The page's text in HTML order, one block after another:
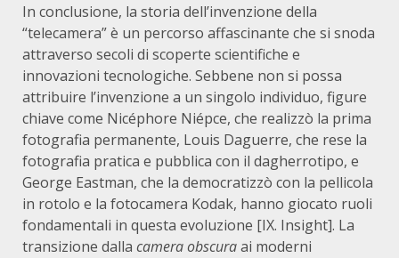
In conclusione, la storia dell’invenzione della
“telecamera” è un percorso affascinante che si snoda
attraverso secoli di scoperte scientifiche e
innovazioni tecnologiche. Sebbene non si possa
attribuire l’invenzione a un singolo individuo, figure
chiave come Nicéphore Niépce, che realizzò la prima
fotografia permanente, Louis Daguerre, che rese la
fotografia pratica e pubblica con il dagherrotipo, e
George Eastman, che la democratizzò con la pellicola
in rotolo e la fotocamera Kodak, hanno giocato ruoli
fondamentali in questa evoluzione [IX. Insight]. La
transizione dalla camera obscuraai moderni